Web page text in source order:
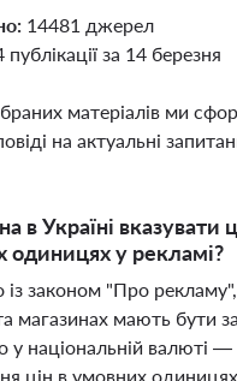
14481 джерел
публікації за 14 березня
матеріалів ми
на актуальні
в Україні вказувати
одиницях у рекламі?
із законом "Про рекламу",
магазинах мають бути
у національній валюті —
цін в умовних